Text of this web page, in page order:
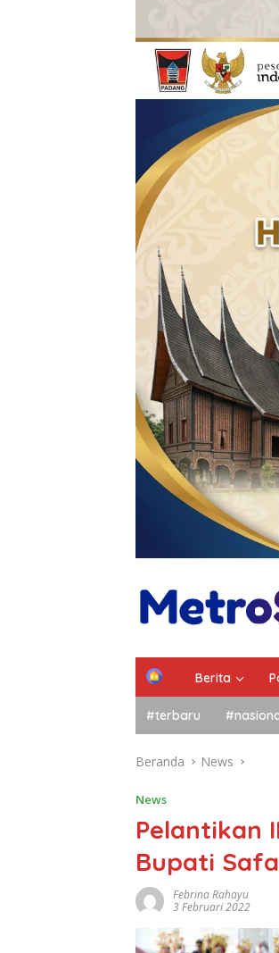
Berita
#terbaru
Beranda News
News
Pelantikan
Bupati
Febrina Rahayu
3 Februari 2022